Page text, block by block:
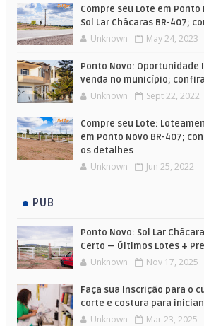
Compre seu Lote em
Sol Lar Chácaras BR-407;
Unknown May 24, 2023
Ponto Novo: Oportunidade
venda no município;
Unknown Sept 22, 2022
Compre seu Lote:
em Ponto Novo BR-407;
os detalhes
Unknown Jun 25, 2022
PUB
Ponto Novo: Sol Lar
Certo — Últimos Lotes +
Unknown Nov 17, 2025
Faça sua Inscrição para o
corte e costura para
Unknown Mar 23, 2025